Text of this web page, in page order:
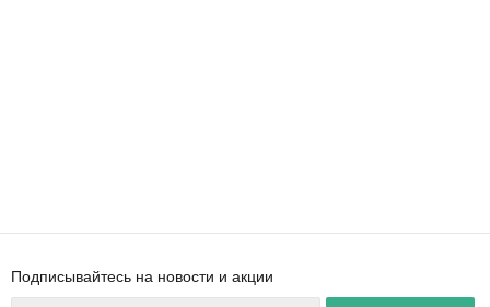
Подписывайтесь на новости и акции